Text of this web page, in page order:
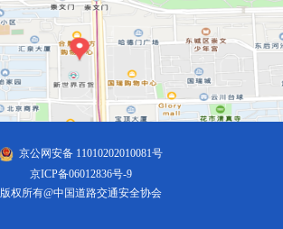
京公网安备 11010202010081号
京ICP备06012836号-9
版权所有@中国道路交通安全协会